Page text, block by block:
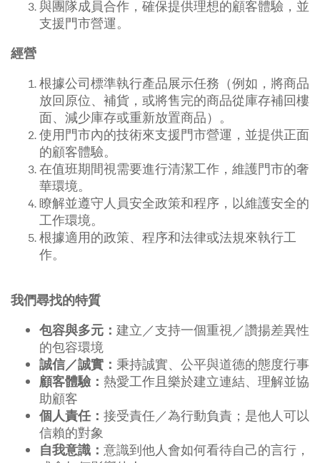
與團隊成員合作，確保提供理想的顧客體驗，並
支援門市營運。
經營
根據公司標準執行產品展示任務（例如，將商品
放回原位、補貨，或將售完的商品從庫存補回樓
面、減少庫存或重新放置商品）。
使用門市內的技術來支援門市營運，並提供正面
的顧客體驗。
在值班期間視需要進行清潔工作，維護門市的奢
華環境。
瞭解並遵守人員安全政策和程序，以維護安全的
工作環境。
根據適用的政策、程序和法律或法規來執行工
作。
我們尋找的特質
包容與多元： 建立／支持一個重視／讚揚差異性
的包容環境
誠信／誠實： 秉持誠實、公平與道德的態度行事
顧客體驗： 熱愛工作且樂於建立連結、理解並協
助顧客
個人責任： 接受責任／為行動負責；是他人可以
信賴的對象
自我意識： 意識到他人會如何看待自己的言行，